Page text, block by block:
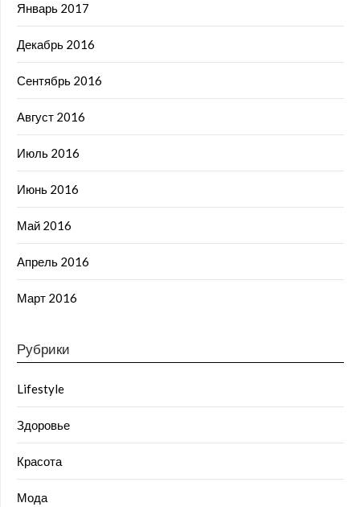
Январь 2017
Декабрь 2016
Сентябрь 2016
Август 2016
Июль 2016
Июнь 2016
Май 2016
Апрель 2016
Март 2016
Рубрики
Lifestyle
Здоровье
Красота
Мода